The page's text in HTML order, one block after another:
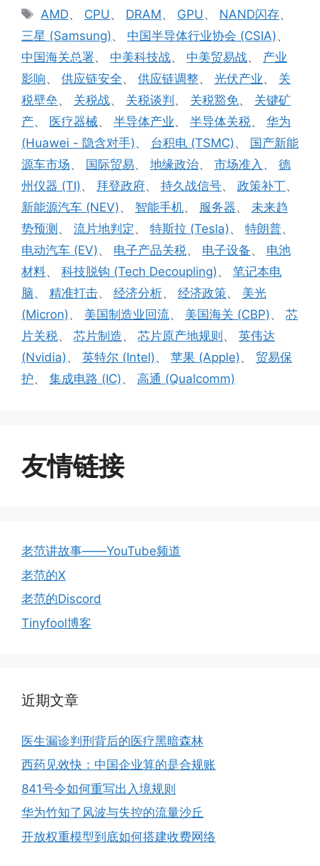
类
标
签
AMD、 CPU、 DRAM、 GPU、 NAND闪存、
三星 (Samsung)、 中国半导体行业协会 (CSIA)、
中国海关总署、 中美科技战、 中美贸易战、 产业
影响、 供应链安全、 供应链调整、 光伏产业、 关
税壁垒、 关税战、 关税谈判 、 关税豁免、 关键矿
产、 医疗器械、 半导体产业、 半导体关税、 华为
(Huawei - 隐含对手)、 台积电 (TSMC)、 国产新能
源车市场、 国际贸易、 地缘政治、 市场准入 、 德
州仪器 (TI)、 拜登政府、 持久战信号、 政策补丁、
新能源汽车 (NEV)、 智能手机、 服务器、 未来趋
势预测 、 流片地判定 、 特斯拉 (Tesla)、 特朗普、
电动汽车 (EV)、 电子产品关税、 电子设备、 电池
材料、 科技脱钩 (Tech Decoupling)、 笔记本电
脑、 精准打击、 经济分析、 经济政策、 美光
(Micron)、 美国制造业回流、 美国海关 (CBP)、 芯
片关税、 芯片制造、 芯片原产地规则 、 英伟达
(Nvidia)、 英特尔 (Intel)、 苹果 (Apple)、 贸易保
护、 集成电路 (IC)、 高通 (Qualcomm)
友情链接
老范讲故事——YouTube频道
老范的X
老范的Discord
Tinyfool博客
近期文章
医生漏诊判刑背后的医疗黑暗森林
西药见效快：中国企业算的是合规账
841号令如何重写出入境规则
华为竹知了风波与失控的流量沙丘
开放权重模型到底如何搭建收费网络